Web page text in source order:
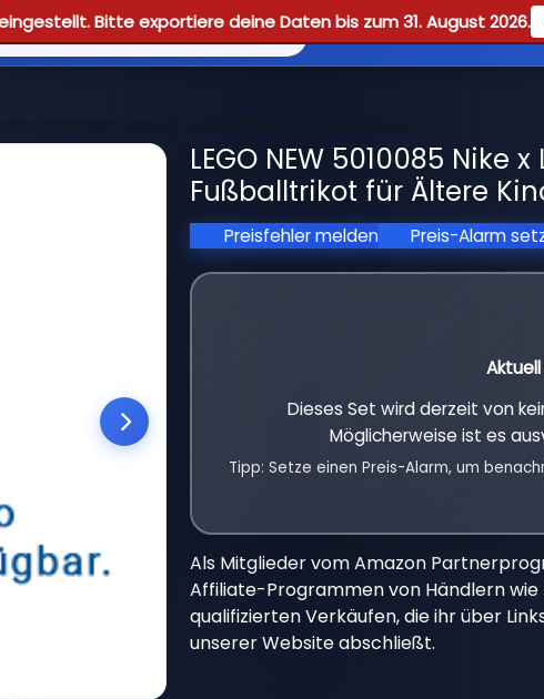
Bitte exportiere deine Daten bis zum 31. August 2026.
Reviews
Collection Aero-FIT Fußballtrikot für Ältere Kinder
LEGO NEW 5010085 Nike
Fußballtrikot für Ältere
Preisfehler melden Preis-Alarm
Dieses Set wird derzeit von
Möglicherweise ist es
Tipp: Setze einen Preis-Alarm, um
Als Mitglieder vom Amazon
Affiliate-Programmen von Händlern wie
qualifizierten Verkäufen, die ihr über
unserer Website abschließt.